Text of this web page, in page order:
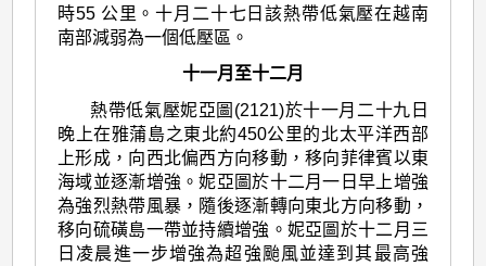
時55 公里。十月二十七日該熱帶低氣壓在越南
南部減弱為一個低壓區。
十一月至十二月
熱帶低氣壓妮亞圖(2121)於十一月二十九日
晚上在雅蒲島之東北約450公里的北太平洋西部
上形成，向西北偏西方向移動，移向菲律賓以東
海域並逐漸增強。妮亞圖於十二月一日早上增強
為強烈熱帶風暴，隨後逐漸轉向東北方向移動，
移向硫磺島一帶並持續增強。妮亞圖於十二月三
日凌晨進一步增強為超強颱風並達到其最高強